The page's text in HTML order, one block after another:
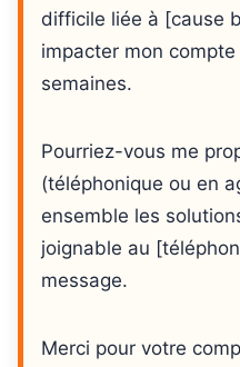
difficile liée à [cause
impacter mon
semaines.
Pourriez-vous me
(téléphonique ou en
ensemble les
joignable au
message.
Merci pour votre